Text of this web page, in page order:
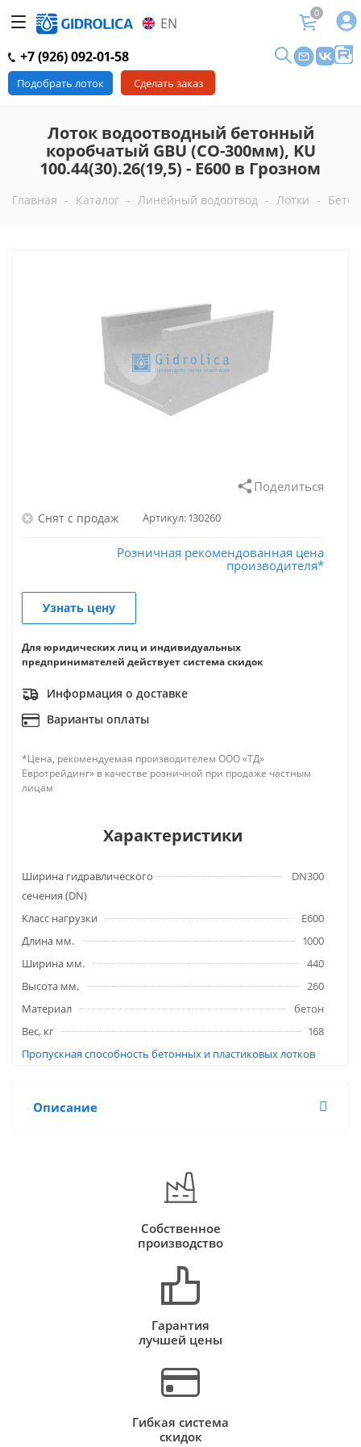
EN
0
+7 (926) 092-01-58
Подобрать лоток Сделать заказ
Лоток водоотводный бетонный
коробчатый GBU (СО-300мм), KU
100.44(30).26(19,5) - E600 в Грозном
Главная - Каталог - Линейный водоотвод - Лотки -
Поделиться
Снят с продаж Артикул:130260
Розничная рекомендованная цена
производителя*
Узнать цену
Для юридических лиц и индивидуальных
предпринимателей действует система скидок
Информация о доставке
Варианты оплаты
*Цена, рекомендуемая производителем ООО «ТД»
Евротрейдинг» в качестве розничной при продаже частным
лицам
Характеристики
Ширина гидравлического
сечения (DN)
DN300
Класс нагрузки
E600
Длина мм.
1000
Ширина мм.
440
Высота мм.
260
Материал
бетон
Вес, кг
168
Пропускная способность бетонных и пластиковых лотков
Описание
Собственное
производство
Гарантия
лучшей цены
Гибкая система
скидок